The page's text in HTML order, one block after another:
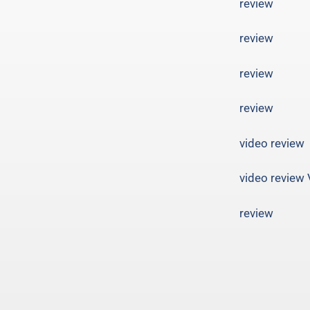
review
review
review
review
video review
video review
review